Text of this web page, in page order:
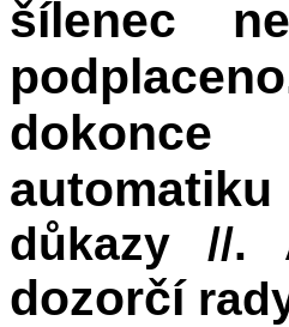
šílenec
dokonce
důkazy //.
dozorčí